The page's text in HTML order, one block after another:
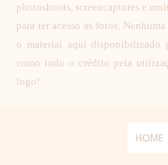
photoshoots, screencaptures e
para ter acesso as fotos.
o material aqui disponibilizado
como todo o crédito pela
logo!
HOME